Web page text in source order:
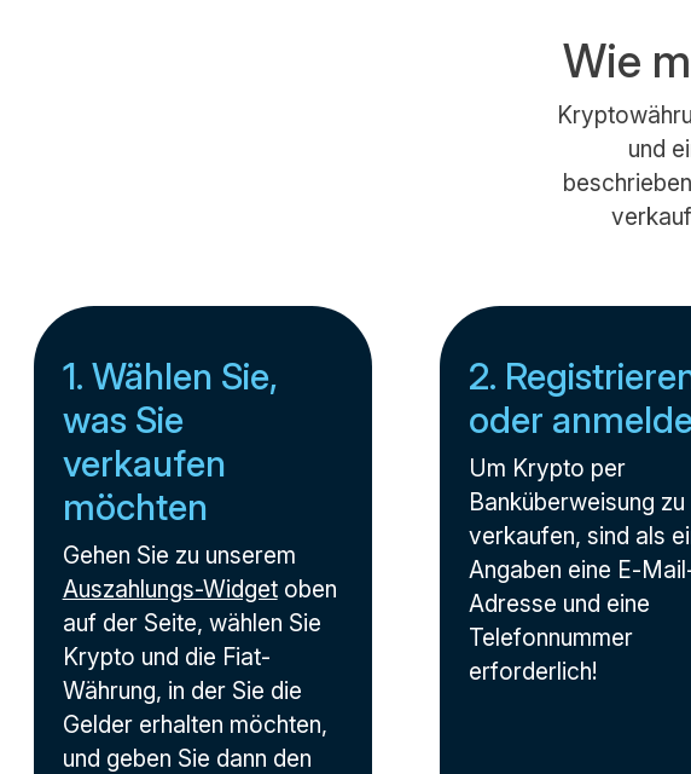
Wie
und
1. Wählen Sie,
was Sie
verkaufen
möchten
Gehen Sie zu unserem
Auszahlungs-Widgetoben
auf der Seite, wählen Sie
Krypto und die Fiat-
Währung, in der Sie die
Gelder erhalten möchten,
und geben Sie dann den
2.
oder
Um Krypto per
Banküberweisung zu
verkaufen, sind als
Angaben eine E-
Adresse und eine
Telefonnummer
erforderlich!